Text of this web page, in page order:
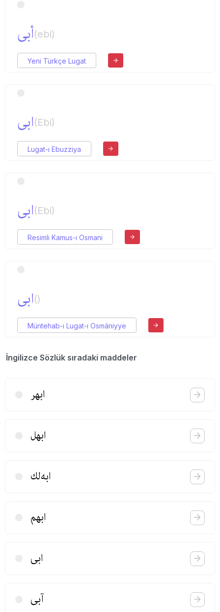
أبی(ebi)
Yeni Türkçe Lugat
ابی(Ebi)
Lugat-ı Ebuzziya
ابی(Ebi)
Resimli Kamus-ı Osmani
ابی()
Müntehab-ı Lugat-ı Osmâniyye
İngilizce Sözlük sıradaki maddeler
ابهر
ابهل
ابه‌لك
ابهم
ابی
آبی